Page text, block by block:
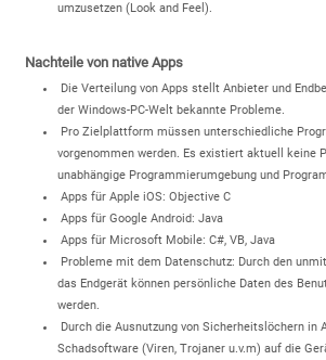
umzusetzen (Look and Feel).
Nachteile von native Apps
Die Verteilung von Apps stellt Anbieter und
der Windows-PC-Welt bekannte Probleme.
Pro Zielplattform müssen unterschiedliche
vorgenommen werden. Es existiert aktuell keine
unabhängige Programmierumgebung und
Apps für Apple iOS: Objective C
Apps für Google Android: Java
Apps für Microsoft Mobile: C#, VB, Java
Probleme mit dem Datenschutz: Durch den
das Endgerät können persönliche Daten des
werden.
Durch die Ausnutzung von Sicherheitslöchern in
Schadsoftware (Viren, Trojaner u.v.m) auf die